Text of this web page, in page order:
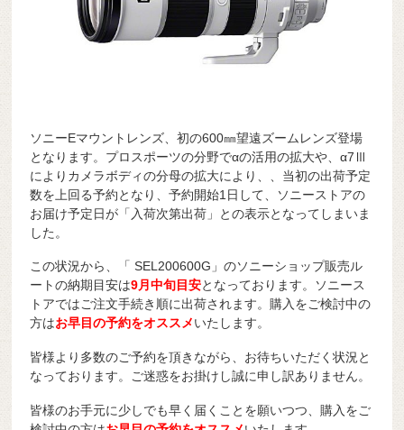
ソニーEマウントレンズ、初の600㎜望遠ズームレンズ登場
となります。プロスポーツの分野でαの活用の拡大や、α7Ⅲ
によりカメラボディの分母の拡大により、、当初の出荷予定
数を上回る予約となり、予約開始1日して、ソニーストアの
お届け予定日が「入荷次第出荷」との表示となってしまいま
した。
この状況から、「 SEL200600G」のソニーショップ販売ル
ートの納期目安は9月中旬目安となっております。ソニース
トアではご注文手続き順に出荷されます。購入をご検討中の
方はお早目の予約をオススメいたします。
皆様より多数のご予約を頂きながら、お待ちいただく状況と
なっております。ご迷惑をお掛けし誠に申し訳ありません。
皆様のお手元に少しでも早く届くことを願いつつ、購入をご